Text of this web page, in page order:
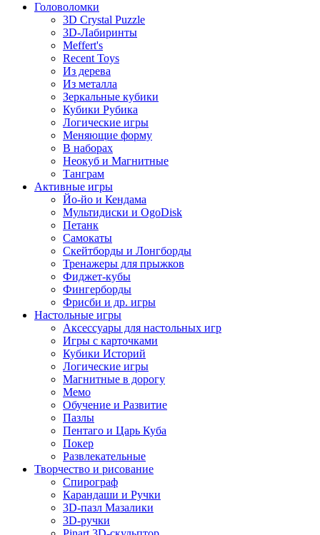
Головоломки
3D Crystal Puzzle
3D-Лабиринты
Meffert's
Recent Toys
Из дерева
Из металла
Зеркальные кубики
Кубики Рубика
Логические игры
Меняющие форму
В наборах
Неокуб и Магнитные
Танграм
Активные игры
Йо-йо и Кендама
Мультидиски и OgoDisk
Петанк
Самокаты
Скейтборды и Лонгборды
Тренажеры для прыжков
Фиджет-кубы
Фингерборды
Фрисби и др. игры
Настольные игры
Аксессуары для настольных игр
Игры с карточками
Кубики Историй
Логические игры
Магнитные в дорогу
Мемо
Обучение и Развитие
Пазлы
Пентаго и Царь Куба
Покер
Развлекательные
Творчество и рисование
Спирограф
Карандаши и Ручки
3D-пазл Мазалики
3D-ручки